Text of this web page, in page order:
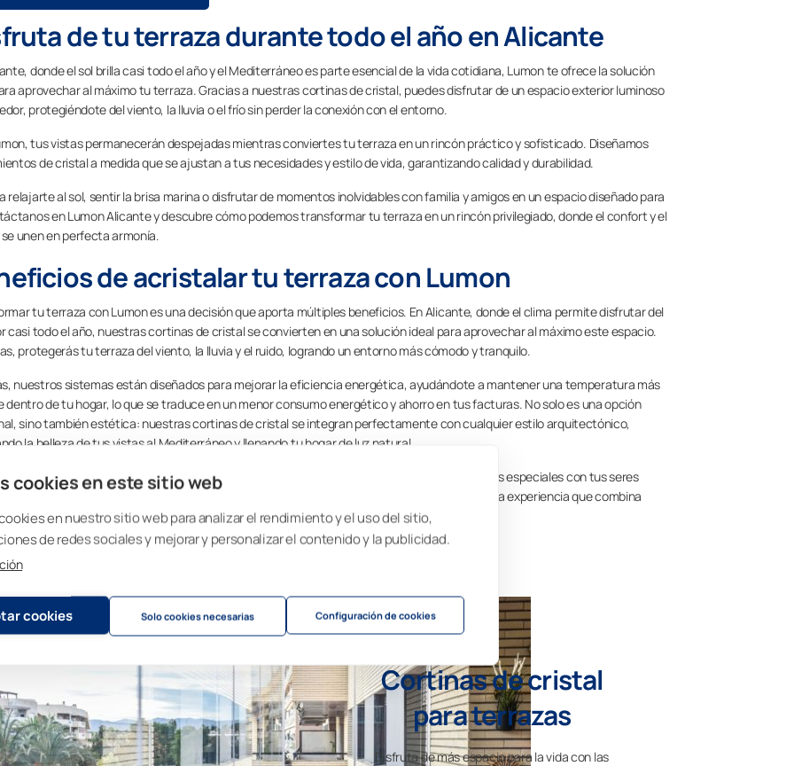
cookies en este sitio web
en nuestro sitio web para analizar el rendimiento y el uso del sitio,
de redes sociales y mejorar y personalizar el contenido y la publicidad.
cookies Solo cookies necesarias Configuración de cookies
de tu terraza durante todo el año en Alicante
donde el sol brilla casi todo el año y el Mediterráneo es parte esencial de la vida cotidiana, Lumon te ofrece la solución
aprovechar al máximo tu terraza. Gracias a nuestras cortinas de cristal, puedes disfrutar de un espacio exterior luminoso
protegiéndote del viento, la lluvia o el frío sin perder la conexión con el entorno.
tus vistas permanecerán despejadas mientras conviertes tu terraza en un rincón práctico y sofisticado. Diseñamos
de cristal a medida que se ajustan a tus necesidades y estilo de vida, garantizando calidad y durabilidad.
relajarte al sol, sentir la brisa marina o disfrutar de momentos inolvidables con familia y amigos en un espacio diseñado para
en Lumon Alicante y descubre cómo podemos transformar tu terraza en un rincón privilegiado, donde el confort y el
unen en perfecta armonía.
de acristalar tu terraza con Lumon
tu terraza con Lumon es una decisión que aporta múltiples beneficios. En Alicante, donde el clima permite disfrutar del
casi todo el año, nuestras cortinas de cristal se convierten en una solución ideal para aprovechar al máximo este espacio.
protegerás tu terraza del viento, la lluvia y el ruido, logrando un entorno más cómodo y tranquilo.
nuestros sistemas están diseñados para mejorar la eficiencia energética, ayudándote a mantener una temperatura más
dentro de tu hogar, lo que se traduce en un menor consumo energético y ahorro en tus facturas. No solo es una opción
sino también estética: nuestras cortinas de cristal se integran perfectamente con cualquier estilo arquitectónico,
la belleza de tus vistas al Mediterráneo y llenando tu hogar de luz natural.
tu terraza un espacio único y versátil, perfecto para relajarte, trabajar o compartir momentos especiales con tus seres
En Lumon Alicante, diseñamos cada detalle pensando en tus necesidades, asegurando una experiencia que combina
diseño y comodidad.
Cortinas de cristal
para terrazas
Disfruta de más espacio para la vida con las